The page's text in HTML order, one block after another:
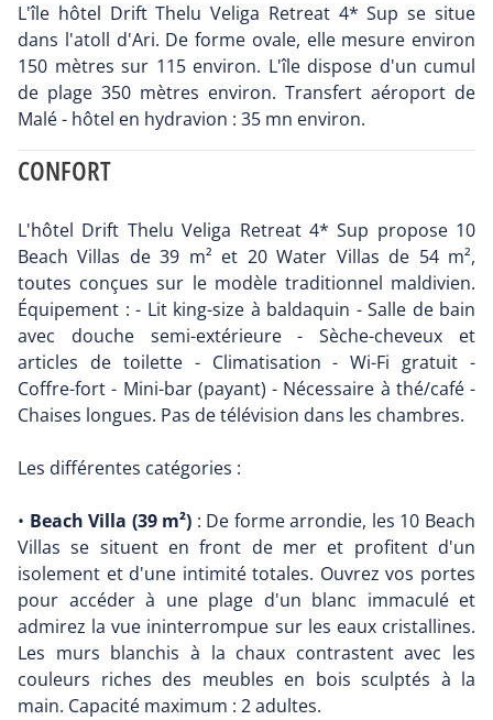
L'île hôtel Drift Thelu Veliga Retreat 4* Sup se situe
dans l'atoll d'Ari. De forme ovale, elle mesure environ
150 mètres sur 115 environ. L'île dispose d'un cumul
de plage 350 mètres environ. Transfert aéroport de
Malé - hôtel en hydravion : 35 mn environ.
CONFORT
L'hôtel Drift Thelu Veliga Retreat 4* Sup propose 10
Beach Villas de 39 m² et 20 Water Villas de 54 m²,
toutes conçues sur le modèle traditionnel maldivien.
Équipement : - Lit king-size à baldaquin - Salle de bain
avec douche semi-extérieure - Sèche-cheveux et
articles de toilette - Climatisation - Wi-Fi gratuit -
Coffre-fort - Mini-bar (payant) - Nécessaire à thé/café -
Chaises longues. Pas de télévision dans les chambres.
Les différentes catégories :
• Beach Villa (39 m²) : De forme arrondie, les 10 Beach
Villas se situent en front de mer et profitent d'un
isolement et d'une intimité totales. Ouvrez vos portes
pour accéder à une plage d'un blanc immaculé et
admirez la vue ininterrompue sur les eaux cristallines.
Les murs blanchis à la chaux contrastent avec les
couleurs riches des meubles en bois sculptés à la
main. Capacité maximum : 2 adultes.